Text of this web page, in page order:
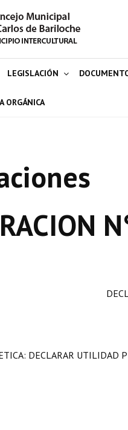
LEGISLACIÓN
ORGÁNICA
DECLARAR UTILIDAD